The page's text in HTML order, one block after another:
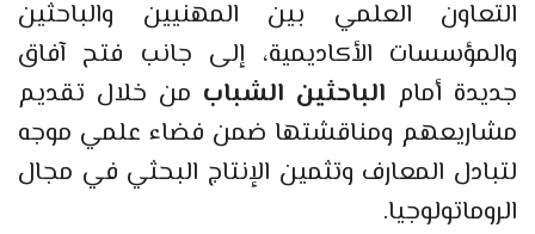
التعاون العلمي بين المهنيين والباحثين
والمؤسسات الأكاديمية، إلى جانب فتح آفاق
جديدة أمام الباحثين الشباب من خلال تقديم
مشاريعهم ومناقشتها ضمن فضاء علمي موجه
لتبادل المعارف وتثمين الإنتاج البحثي في مجال
الروماتولوجيا.